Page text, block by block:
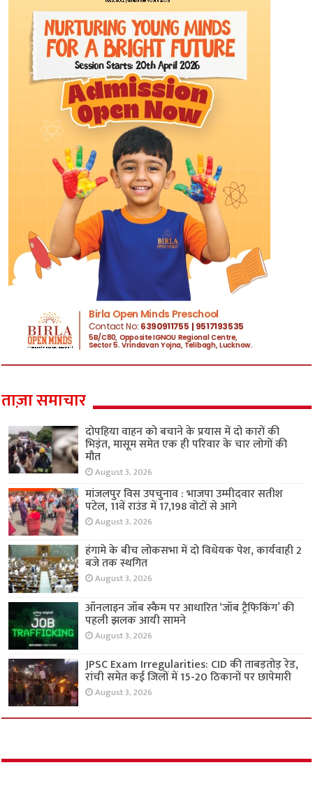
ताज़ा समाचार
दोपहिया वाहन को बचाने के प्रयास में दो कारों की
भिड़ंत, मासूम समेत एक ही परिवार के चार लोगों की
मौत
August 3, 2026
मांजलपुर विस उपचुनाव : भाजपा उम्मीदवार सतीश
पटेल, 11वें राउंड में 17,198 वोटों से आगे
August 3, 2026
हंगामे के बीच लोकसभा में दो विधेयक पेश, कार्यवाही 2
बजे तक स्थगित
August 3, 2026
ऑनलाइन जॉब स्कैम पर आधारित ‘जॉब ट्रैफिकिंग’ की
पहली झलक आयी सामने
August 3, 2026
JPSC Exam Irregularities: CID की ताबड़तोड़ रेड,
रांची समेत कई जिलों में 15-20 ठिकानों पर छापेमारी
August 3, 2026